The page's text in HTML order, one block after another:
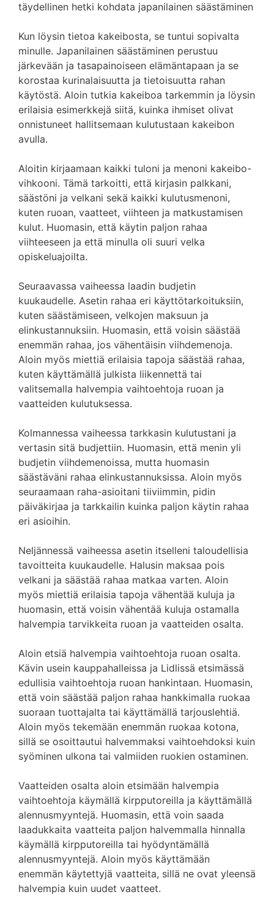
täydellinen hetki kohdata japanilainen säästäminen
Kun löysin tietoa kakeibosta, se tuntui sopivalta
minulle. Japanilainen säästäminen perustuu
järkevään ja tasapainoiseen elämäntapaan ja se
korostaa kurinalaisuutta ja tietoisuutta rahan
käytöstä. Aloin tutkia kakeiboa tarkemmin ja löysin
erilaisia esimerkkejä siitä, kuinka ihmiset olivat
onnistuneet hallitsemaan kulutustaan kakeibon
avulla.
Aloitin kirjaamaan kaikki tuloni ja menoni kakeibo-
vihkooni. Tämä tarkoitti, että kirjasin palkkani,
säästöni ja velkani sekä kaikki kulutusmenoni,
kuten ruoan, vaatteet, viihteen ja matkustamisen
kulut. Huomasin, että käytin paljon rahaa
viihteeseen ja että minulla oli suuri velka
opiskeluajoilta.
Seuraavassa vaiheessa laadin budjetin
kuukaudelle. Asetin rahaa eri käyttötarkoituksiin,
kuten säästämiseen, velkojen maksuun ja
elinkustannuksiin. Huomasin, että voisin säästää
enemmän rahaa, jos vähentäisin viihdemenoja.
Aloin myös miettiä erilaisia tapoja säästää rahaa,
kuten käyttämällä julkista liikennettä tai
valitsemalla halvempia vaihtoehtoja ruoan ja
vaatteiden kulutuksessa.
Kolmannessa vaiheessa tarkkasin kulutustani ja
vertasin sitä budjettiin. Huomasin, että menin yli
budjetin viihdemenoissa, mutta huomasin
säästäväni rahaa elinkustannuksissa. Aloin myös
seuraamaan raha-asioitani tiiviimmin, pidin
päiväkirjaa ja tarkkailin kuinka paljon käytin rahaa
eri asioihin.
Neljännessä vaiheessa asetin itselleni taloudellisia
tavoitteita kuukaudelle. Halusin maksaa pois
velkani ja säästää rahaa matkaa varten. Aloin
myös miettiä erilaisia tapoja vähentää kuluja ja
huomasin, että voisin vähentää kuluja ostamalla
halvempia tarvikkeita ruoan ja vaatteiden osalta.
Aloin etsiä halvempia vaihtoehtoja ruoan osalta.
Kävin usein kauppahalleissa ja Lidlissä etsimässä
edullisia vaihtoehtoja ruoan hankintaan. Huomasin,
että voin säästää paljon rahaa hankkimalla ruokaa
suoraan tuottajalta tai käyttämällä tarjouslehtiä.
Aloin myös tekemään enemmän ruokaa kotona,
sillä se osoittautui halvemmaksi vaihtoehdoksi kuin
syöminen ulkona tai valmiiden ruokien ostaminen.
Vaatteiden osalta aloin etsimään halvempia
vaihtoehtoja käymällä kirpputoreilla ja käyttämällä
alennusmyyntejä. Huomasin, että voin saada
laadukkaita vaatteita paljon halvemmalla hinnalla
käymällä kirpputoreilla tai hyödyntämällä
alennusmyyntejä. Aloin myös käyttämään
enemmän käytettyjä vaatteita, sillä ne ovat yleensä
halvempia kuin uudet vaatteet.